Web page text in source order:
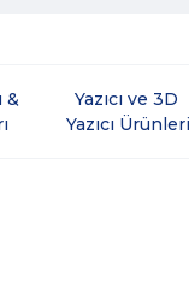
&
Yazıcı ve 3D
Yazıcı Ürünleri